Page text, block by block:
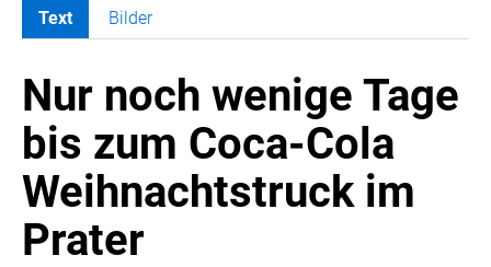
MELDUNGEN
COCA-COLA
Coca-Cola CUP
COCA-COLA HBC ÖSTERREICH
RÖMERQUELLE
ÖSTERREICHISCHE SPORTHILFE
KESCH
Text Bilder
Nur noch wenige Tage
bis zum Coca-Cola
Weihnachtstruck im
Prater